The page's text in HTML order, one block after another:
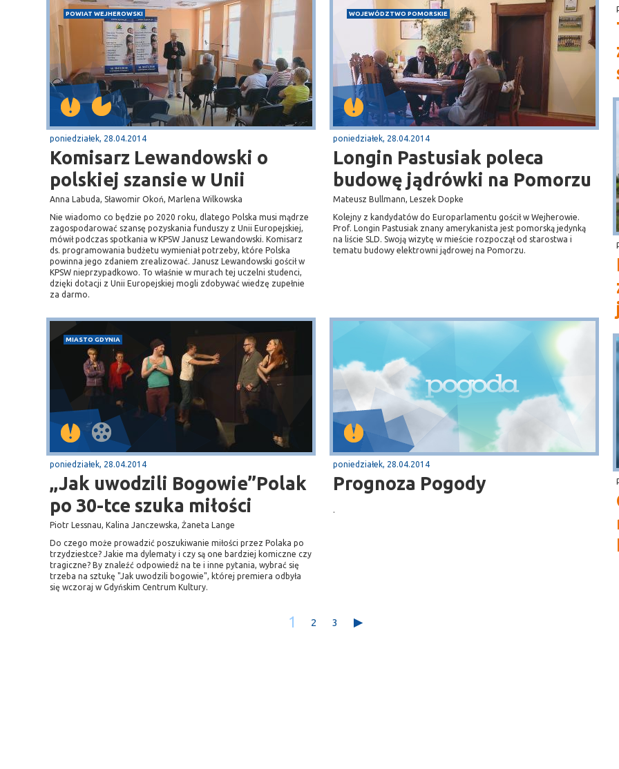
POWIAT WEJHEROWSKI
poniedziałek, 28.04.2014
Komisarz Lewandowski o
polskiej szansie w Unii
Anna Labuda, Sławomir Okoń, Marlena Wilkowska
Nie wiadomo co będzie po 2020 roku, dlatego Polska musi mądrze
zagospodarować szansę pozyskania funduszy z Unii Europejskiej,
mówił podczas spotkania w KPSW Janusz Lewandowski. Komisarz
ds. programowania budżetu wymieniał potrzeby, które Polska
powinna jego zdaniem zrealizować. Janusz Lewandowski gościł w
KPSW nieprzypadkowo. To właśnie w murach tej uczelni studenci,
dzięki dotacji z Unii Europejskiej mogli zdobywać wiedzę zupełnie
za darmo.
WOJEWÓDZTWO POMORSKIE
poniedziałek, 28.04.2014
Longin Pastusiak poleca
budowę jądrówki na Pomorzu
Mateusz Bullmann, Leszek Dopke
Kolejny z kandydatów do Europarlamentu gościł w Wejherowie.
Prof. Longin Pastusiak znany amerykanista jest pomorską jedynką
na liście SLD. Swoją wizytę w mieście rozpoczął od starostwa i
tematu budowy elektrowni jądrowej na Pomorzu.
MIASTO GDYNIA
poniedziałek, 28.04.2014
„Jak uwodzili Bogowie”Polak
po 30-tce szuka miłości
Piotr Lessnau, Kalina Janczewska, Żaneta Lange
Do czego może prowadzić poszukiwanie miłości przez Polaka po
trzydziestce? Jakie ma dylematy i czy są one bardziej komiczne czy
tragiczne? By znaleźć odpowiedź na te i inne pytania, wybrać się
trzeba na sztukę "Jak uwodzili bogowie", której premiera odbyła
się wczoraj w Gdyńskim Centrum Kultury.
poniedziałek, 28.04.2014
Prognoza Pogody
.
1 2 3